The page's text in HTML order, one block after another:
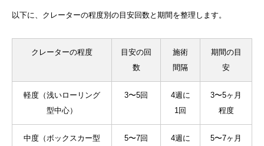
以下に、クレーターの程度別の目安回数と期間を整理します。
クレーターの程度
目安の回
数
施術
間隔
期間の目
安
軽度（浅いローリング
型中心）
3〜5回
4週に
1回
3〜5ヶ月
程度
中度（ボックスカー型
5〜7回
4週に
5〜7ヶ月